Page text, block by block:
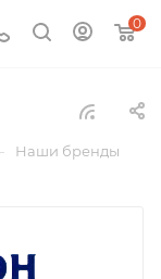
0
Наши бренды